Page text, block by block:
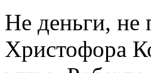
Не деньги, не
Христофора